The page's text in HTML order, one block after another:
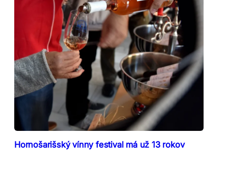
Hornošarišský vínny festival má už 13 rokov